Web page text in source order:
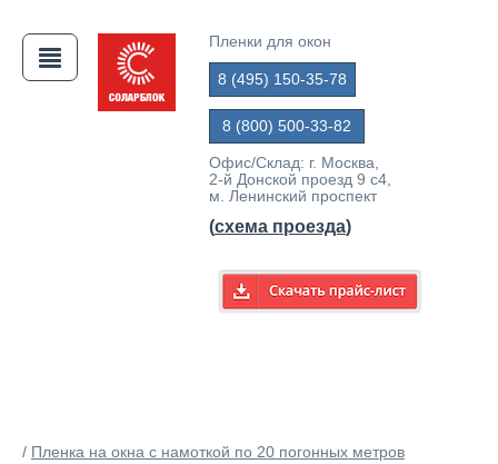
Пленки для окон
8 (495) 150-35-78
8 (800) 500-33-82
Офис/Склад: г. Москва,
2-й Донской проезд 9 с4,
м. Ленинский проспект
(схема проезда)
/ Пленка на окна с намоткой по 20 погонных метров